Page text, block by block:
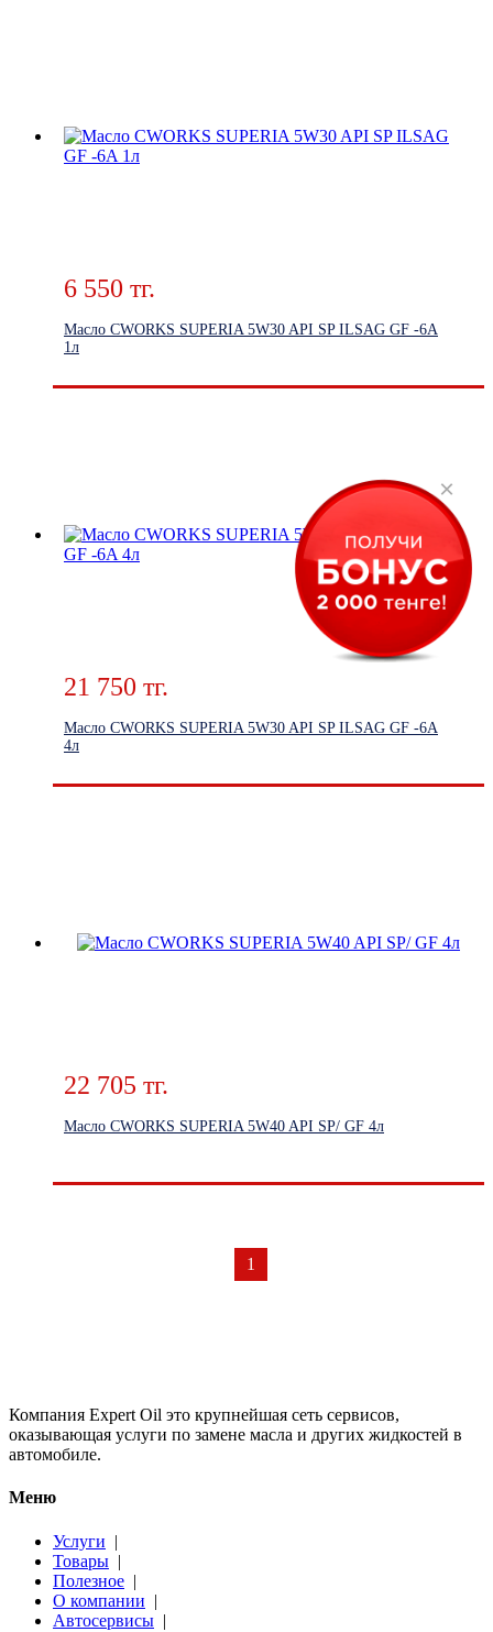
6 550 тг.
Масло CWORKS SUPERIA 5W30 API SP ILSAG GF -6A
1л
21 750 тг.
Масло CWORKS SUPERIA 5W30 API SP ILSAG GF -6A
4л
22 705 тг.
Масло CWORKS SUPERIA 5W40 API SP/ GF 4л
1
Компания Expert Oil это крупнейшая сеть сервисов,
оказывающая услуги по замене масла и других жидкостей в
автомобиле.
Меню
Услуги |
Товары |
Полезное |
О компании |
Автосервисы |
×